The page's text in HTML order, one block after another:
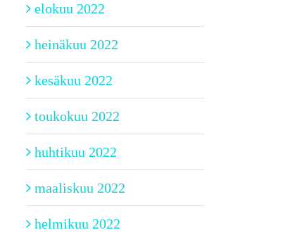
elokuu 2022
heinäkuu 2022
kesäkuu 2022
toukokuu 2022
huhtikuu 2022
maaliskuu 2022
helmikuu 2022